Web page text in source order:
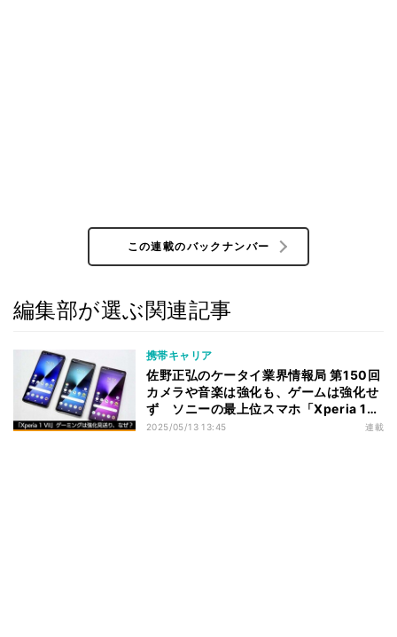
この連載のバックナンバー
編集部が選ぶ関連記事
携帯キャリア
佐野正弘のケータイ業界情報局 第150回
カメラや音楽は強化も、ゲームは強化せ
ず ソニーの最上位スマホ「Xperia 1
VII」で注力領域が絞り込まれたわけ
2025/05/13 13:45 連載